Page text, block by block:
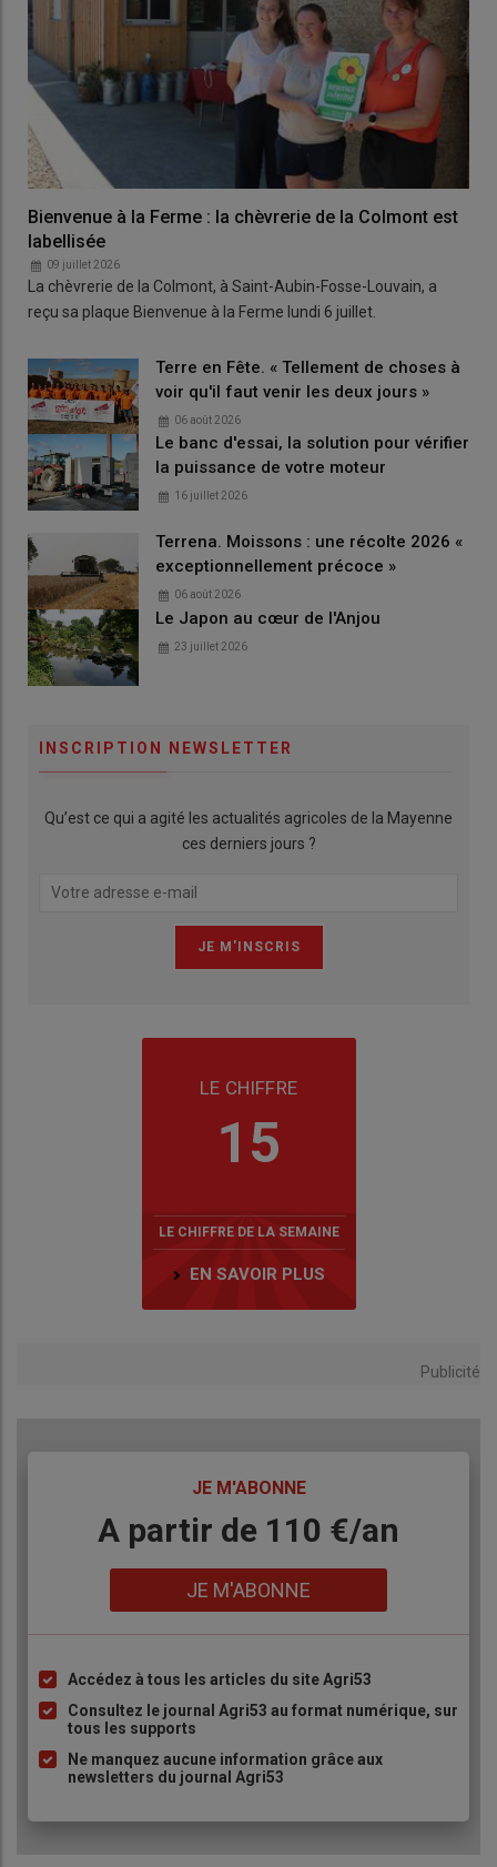
Bienvenue à la Ferme : la chèvrerie de la Colmont est
labellisée
09 juillet 2026
La chèvrerie de la Colmont, à Saint-Aubin-Fosse-Louvain, a
reçu sa plaque Bienvenue à la Ferme lundi 6 juillet.
Terre en Fête. « Tellement de choses à
voir qu'il faut venir les deux jours »
06 août 2026
Le banc d'essai, la solution pour vérifier
la puissance de votre moteur
16 juillet 2026
Terrena. Moissons : une récolte 2026 «
exceptionnellement précoce »
06 août 2026
Le Japon au cœur de l'Anjou
23 juillet 2026
INSCRIPTION NEWSLETTER
Qu’est ce qui a agité les actualités agricoles de la Mayenne
ces derniers jours ?
LE CHIFFRE
15
LE CHIFFRE DE LA SEMAINE
EN SAVOIR PLUS
Publicité
JE M'ABONNE
BodyA partir de 110 €/an
JE M'ABONNE
Liste
à
puce
Accédez à tous les articles du site Agri53
Consultez le journal Agri53 au format numérique, sur
tous les supports
Ne manquez aucune information grâce aux
newsletters du journal Agri53